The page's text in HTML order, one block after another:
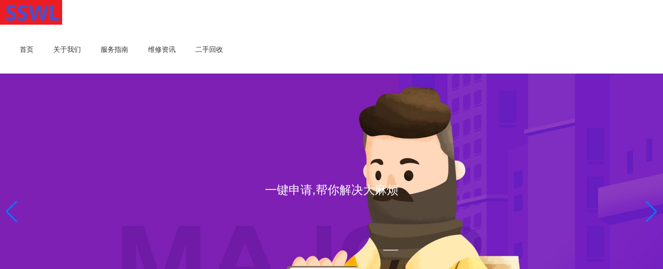
首页 关于我们 服务指南 维修资讯 二手回收
一键申请,帮你解决大麻烦